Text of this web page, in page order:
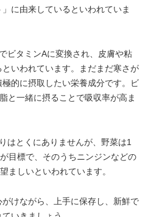
に由来しているといわれていま
ビタミンAに変換され、皮膚や粘
いわれています。まだまだ寒さが
的に摂取したい栄養成分です。ビ
と一緒に摂ることで吸収率が高ま
はとくにありませんが、野菜は1
目標で、そのうちニンジンなどの
ましいといわれています。
けながら、上手に保存し、新鮮で